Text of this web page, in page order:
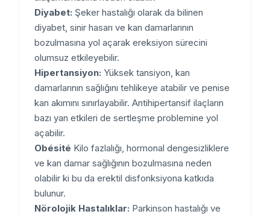
Diyabet: Şeker hastalığı olarak da bilinen
diyabet, sinir hasarı ve kan damarlarının
bozulmasına yol açarak ereksiyon sürecini
olumsuz etkileyebilir.
Hipertansiyon: Yüksek tansiyon, kan
damarlarının sağlığını tehlikeye atabilir ve penise
kan akımını sınırlayabilir. Antihipertansif ilaçların
bazı yan etkileri de sertleşme problemine yol
açabilir.
Obésité Kilo fazlalığı, hormonal dengesizliklere
ve kan damar sağlığının bozulmasına neden
olabilir ki bu da erektil disfonksiyona katkıda
bulunur.
Nörolojik Hastalıklar: Parkinson hastalığı ve